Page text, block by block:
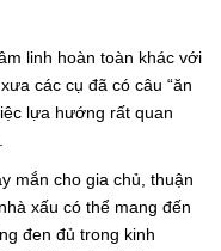
linh hoàn toàn khác với
các cụ đã có câu “ăn
lựa hướng rất quan
mắn cho gia chủ, thuận
xấu có thể mang đến
đen đủ trong kinh